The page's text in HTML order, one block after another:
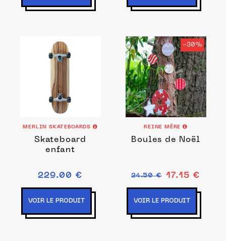
MERLIN SKATEBOARDS
Skateboard
enfant
229.00 €
VOIR LE PRODUIT
-30%
REINE MÈRE
Boules de Noël
24.50 € 17.15 €
VOIR LE PRODUIT